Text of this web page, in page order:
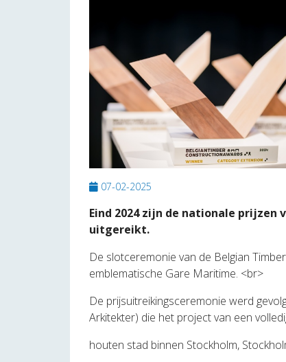
07-02-2025
Eind 2024 zijn de nationale
uitgereikt.
De slotceremonie van de Belgian
emblematische Gare Maritime. <br>
De prijsuitreikingsceremonie werd
Arkitekter) die het project van een
houten stad binnen Stockholm,